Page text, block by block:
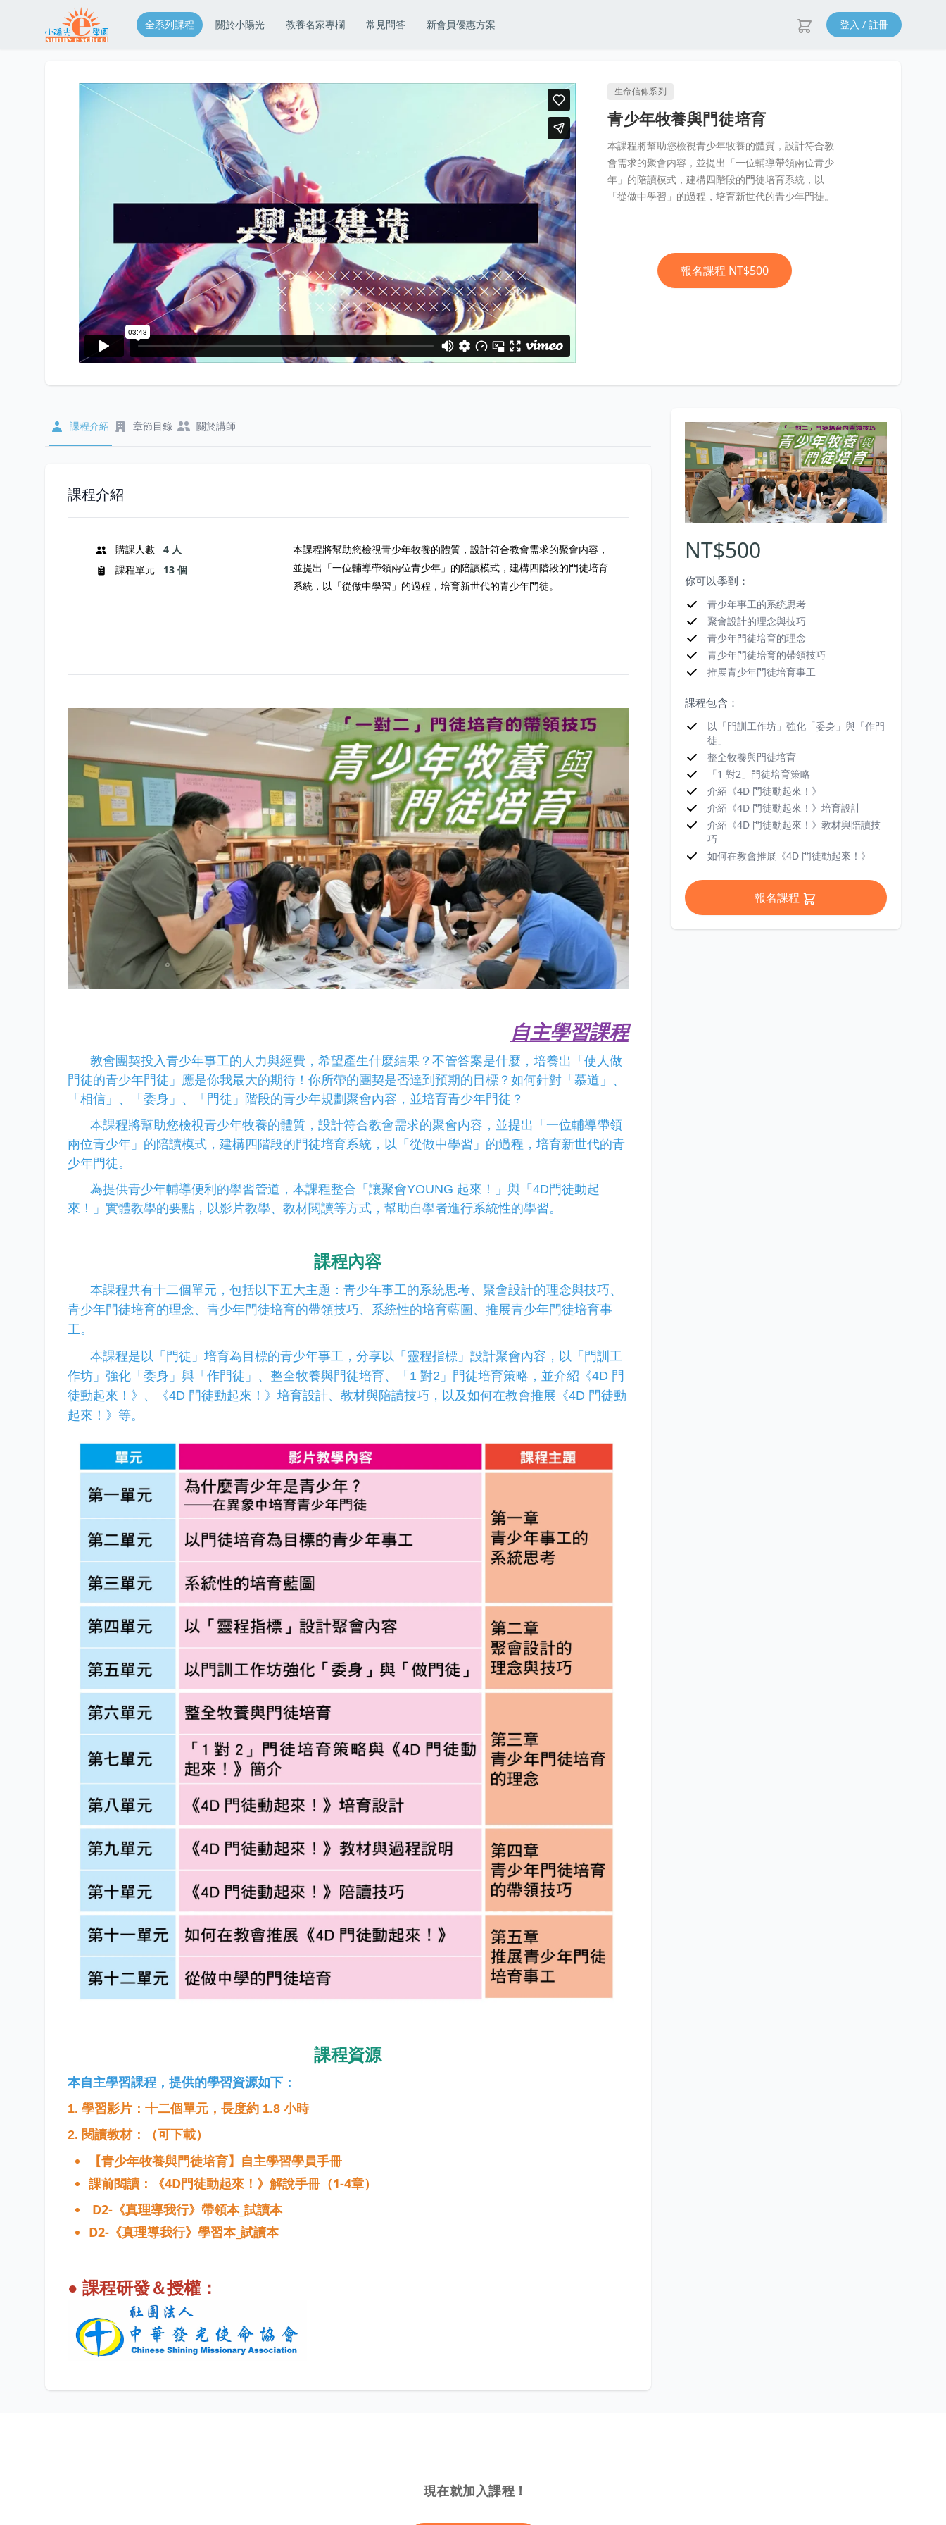
全系列課程 關於小陽光 教養名家專欄 常見問答 新會員優惠方案 登入 / 註冊
生命信仰系列
青少年牧養與門徒培育
本課程將幫助您檢視青少年牧養的體質，設計符合教
會需求的聚會内容，並提出「一位輔導帶領兩位青少
年」的陪讀模式，建構四階段的門徒培育系統，以
「從做中學習」的過程，培育新世代的青少年門徒。
報名課程 NT$500
課程介紹 章節目錄 關於講師
課程介紹
購課人數
4 人
課程單元
13 個
本課程將幫助您檢視青少年牧養的體質，設計符合教會需求的聚會内容，
並提出「一位輔導帶領兩位青少年」的陪讀模式，建構四階段的門徒培育
系統，以「從做中學習」的過程，培育新世代的青少年門徒。
自主學習課程
教會團契投入青少年事工的人力與經費，希望產生什麼結果？不管答案是什麼，培養出「使人做
門徒的青少年門徒」應是你我最大的期待！你所帶的團契是否達到預期的目標？如何針對「慕道」、
「相信」、「委身」、「門徒」階段的青少年規劃聚會內容，並培育青少年門徒？
本課程將幫助您檢視青少年牧養的體質，設計符合教會需求的聚會内容，並提出「一位輔導帶領
兩位青少年」的陪讀模式，建構四階段的門徒培育系統，以「從做中學習」的過程，培育新世代的青
少年門徒。
為提供青少年輔導便利的學習管道，本課程整合「讓聚會YOUNG 起來！」與「 4D門徒動起
來！」實體教學的要點，以影片教學、教材閱讀等方式，幫助自學者進行系統性的學習。
課程內容
本課程共有十二個單元，包括以下五大主題：青少年事工的系統思考、聚會設計的理念與技巧、
青少年門徒培育的理念、青少年門徒培育的帶領技巧、系統性的培育藍圖、推展青少年門徒培育事
工。
本課程是以「門徒」培育為目標的青少年事工，分享以「靈程指標」設計聚會內容，以「門訓工
作坊」強化「委身」與「作門徒」、整全牧養與門徒培育、「 1 對2 」門徒培育策略，並介紹《4D 門
徒動起來！》、《4D 門徒動起來！》培育設計、教材與陪讀技巧，以及如何在教會推展《4D 門徒動
起來！》等。
課程資源
本自主學習課程，提供的學習資源如下：
1. 學習影片：十二個單元，長度約 1.8 小時
2. 閱讀教材：（可下載）
【青少年牧養與門徒培育】自主學習學員手冊
課前閱讀：《4D門徒動起來！》解說手冊（1-4章）
D2- 《真理導我行》帶領本_ 試讀本
D2- 《真理導我行》學習本_ 試讀本
● 課程研發＆授權：
NT$500
你可以學到：
青少年事工的系统思考
聚會設計的理念與技巧
青少年門徒培育的理念
青少年門徒培育的帶領技巧
推展青少年門徒培育事工
課程包含：
以「門訓工作坊」強化「委身」與「作門
徒」
整全牧養與門徒培育
「1 對2」門徒培育策略
介紹《4D 門徒動起來！》
介紹《4D 門徒動起來！》培育設計
介紹《4D 門徒動起來！》教材與陪讀技
巧
如何在教會推展《4D 門徒動起來！》
報名課程
現在就加入課程 !